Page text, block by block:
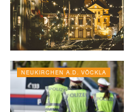
NEUKIRCHEN A.D. VÖCKLA